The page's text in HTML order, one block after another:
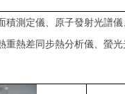
測定儀、原子發射光譜
重熱差 同步熱分析儀、螢